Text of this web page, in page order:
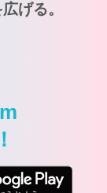
広げる。